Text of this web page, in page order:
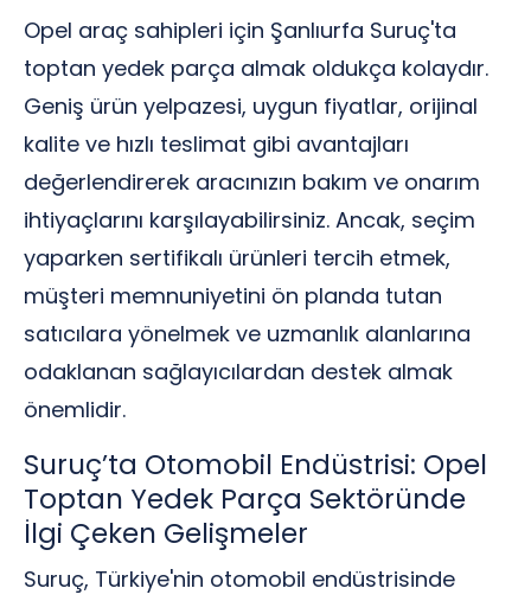
Opel araç sahipleri için Şanlıurfa Suruç'ta
toptan yedek parça almak oldukça kolaydır.
Geniş ürün yelpazesi, uygun fiyatlar, orijinal
kalite ve hızlı teslimat gibi avantajları
değerlendirerek aracınızın bakım ve onarım
ihtiyaçlarını karşılayabilirsiniz. Ancak, seçim
yaparken sertifikalı ürünleri tercih etmek,
müşteri memnuniyetini ön planda tutan
satıcılara yönelmek ve uzmanlık alanlarına
odaklanan sağlayıcılardan destek almak
önemlidir.
Suruç’ta Otomobil Endüstrisi: Opel
Toptan Yedek Parça Sektöründe
İlgi Çeken Gelişmeler
Suruç, Türkiye'nin otomobil endüstrisinde